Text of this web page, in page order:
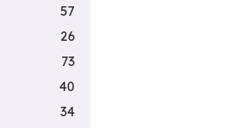
57
26
73
40
34